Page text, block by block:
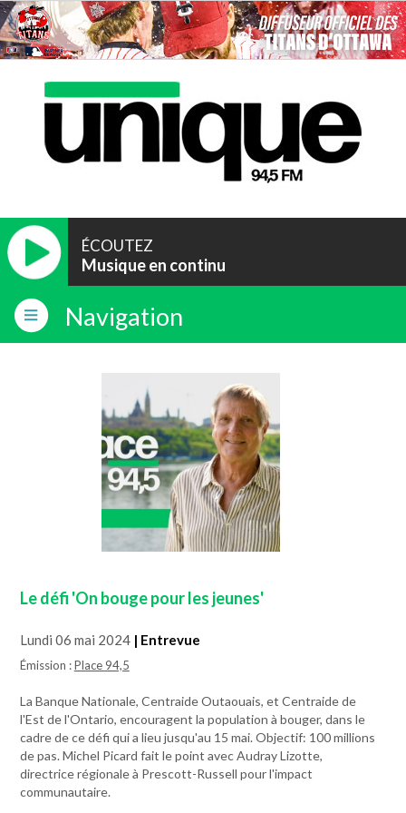
ÉCOUTEZ
Musique en continu
Navigation
Le défi 'On bouge pour les jeunes'
Lundi 06 mai 2024 | Entrevue
Émission :Place 94,5
La Banque Nationale, Centraide Outaouais, et Centraide de
l'Est de l'Ontario, encouragent la population à bouger, dans le
cadre de ce défi qui a lieu jusqu'au 15 mai. Objectif: 100 millions
de pas. Michel Picard fait le point avec Audray Lizotte,
directrice régionale à Prescott-Russell pour l'impact
communautaire.